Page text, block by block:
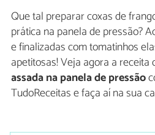
Que tal preparar coxas de
prática na panela de pressão?
e finalizadas com tomatinhos
apetitosas! Veja agora a receita
assada na panela de pressão
TudoReceitas e faça aí na sua